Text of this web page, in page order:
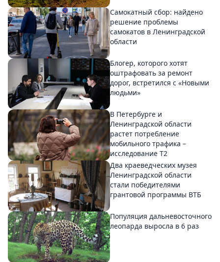
Самокатный сбор: найдено
решение проблемы
самокатов в Ленинградской
области
Блогер, которого хотят
оштрафовать за ремонт
дорог, встретился с «Новыми
людьми»
В Петербурге и
Ленинградской области
растет потребление
мобильного трафика –
исследование T2
Два краеведческих музея
Ленинградской области
стали победителями
грантовой программы ВТБ
Популяция дальневосточного
леопарда выросла в 6 раз